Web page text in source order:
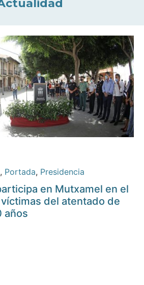
, Portada, Presidencia
en Mutxamel en el
del atentado de
años